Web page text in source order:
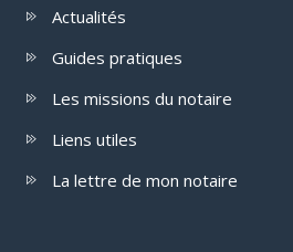
Actualités
Guides pratiques
Les missions du notaire
Liens utiles
La lettre de mon notaire